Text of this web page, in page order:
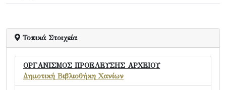
Τοπικά Στοιχεία
ΟΡΓΑΝΙΣΜΟΣ ΠΡΟΕΛΕΥΣΗΣ ΑΡΧΕΙΟΥ
Δημοτική Βιβλιοθήκη Χανίων